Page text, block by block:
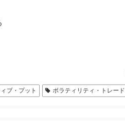
ブ・プット ボラティリティ・トレード